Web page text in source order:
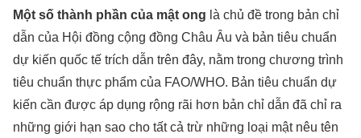
Một số thành phần của mật ong là chủ đề trong bản chỉ
dẫn của Hội đồng cộng đồng Châu Âu và bản tiêu chuẩn
dự kiến quốc tế trích dẫn trên đây, nằm trong chương trình
tiêu chuẩn thực phẩm của FAO/WHO. Bản tiêu chuẩn dự
kiến cần được áp dụng rộng rãi hơn bản chỉ dẫn đã chỉ ra
những giới hạn sao cho tất cả trừ những loại mật nêu tên